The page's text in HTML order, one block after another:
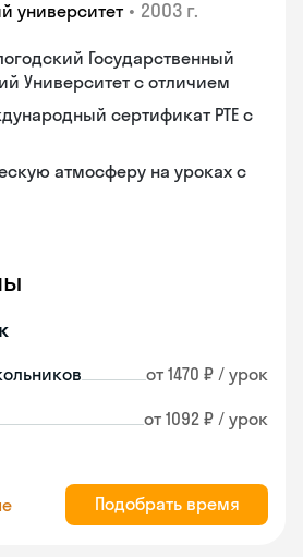
университет • 2003 г.
Государственный
Университет с отличием
сертификат PTE с
атмосферу на уроках с
от 1470 ₽ / урок
от 1092 ₽ / урок
Подобрать время